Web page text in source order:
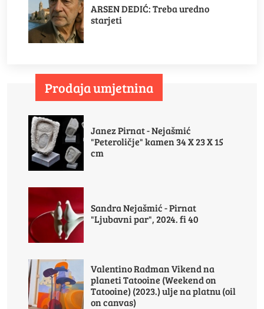
ARSEN DEDIĆ: Treba uredno
starjeti
Prodaja umjetnina
Janez Pirnat - Nejašmić
"Peteroličje" kamen 34 X 23 X 15
cm
Sandra Nejašmić - Pirnat
"Ljubavni par", 2024. fi 40
Valentino Radman Vikend na
planeti Tatooine (Weekend on
Tatooine) (2023.) ulje na platnu (oil
on canvas)